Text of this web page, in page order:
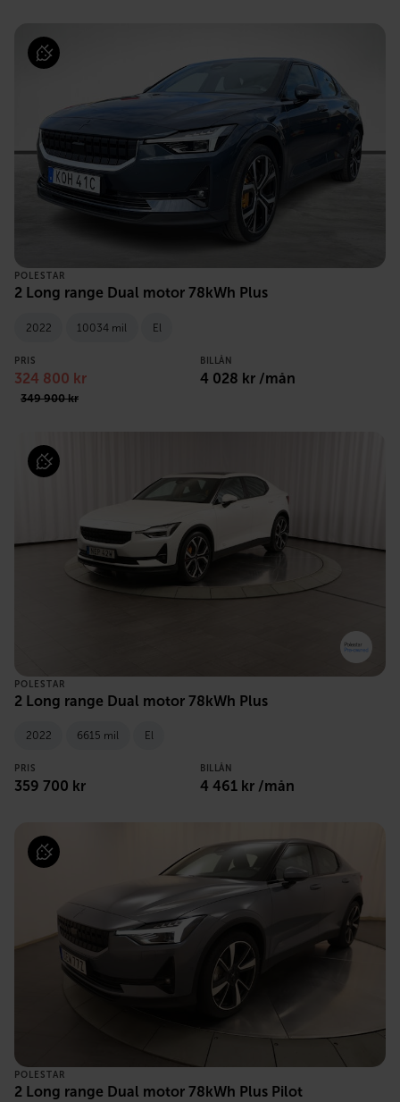
POLESTAR
2 Long range Dual motor 78kWh Plus
2022 10034 mil El
PRIS
324 800 kr
349 900 kr
BILLÅN
4 028 kr /mån
POLESTAR
2 Long range Dual motor 78kWh Plus
2022 6615 mil El
PRIS
359 700 kr
BILLÅN
4 461 kr /mån
POLESTAR
2 Long range Dual motor 78kWh Plus Pilot